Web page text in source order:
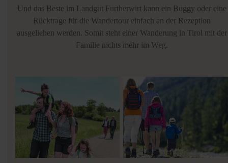
Und das Beste im Landgut Furtherwirt kann ein Buggy oder eine
Rücktrage für die Wandertour einfach an der Rezeption
ausgeliehen werden. Somit steht einer Wanderung in Tirol mit der
Familie nichts mehr im Weg.